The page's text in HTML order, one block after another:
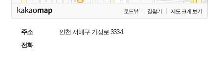
로드뷰 길찾기 지도 크게 보기
주소
인천 서해구 가정로 333-1
전화